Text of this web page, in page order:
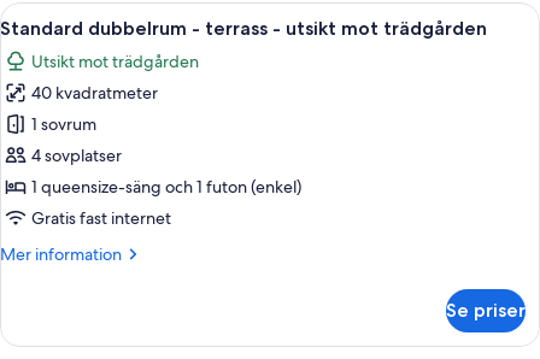
Öppna
alla
foton
för
Standard
dubbelrum
-
terrass
utsikt
Ett hotellrum med en stor säng, en
3
Standard dubbelrum - terrass - utsikt mot trädgården
Utsikt mot trädgården
40 kvadratmeter
1 sovrum
4 sovplatser
1 queensize-säng och 1 futon (enkel)
Gratis fast internet
Mer information
Mer
dubbelrum
Se priser